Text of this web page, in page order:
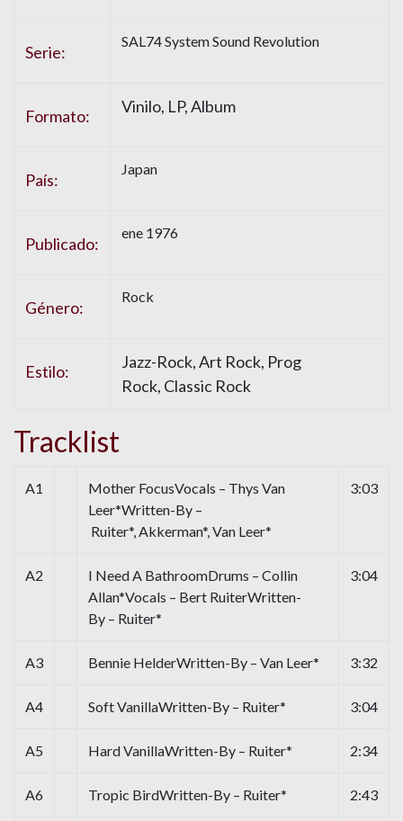
Serie:
SAL74 System Sound Revolution
Formato: Vinilo, LP, Album
País:
Japan
Publicado:
ene 1976
Género:
Rock
Estilo:
Jazz-Rock, Art Rock, Prog
Rock, Classic Rock
Tracklist
A1
Mother FocusVocals – Thys Van
Leer*Written-By –
Ruiter*, Akkerman*, Van Leer*
3:03
A2
I Need A BathroomDrums – Collin
Allan*Vocals – Bert RuiterWritten-
By – Ruiter*
3:04
A3 Bennie HelderWritten-By – Van Leer* 3:32
A4 Soft VanillaWritten-By – Ruiter* 3:04
A5 Hard VanillaWritten-By – Ruiter* 2:34
A6 Tropic BirdWritten-By – Ruiter* 2:43